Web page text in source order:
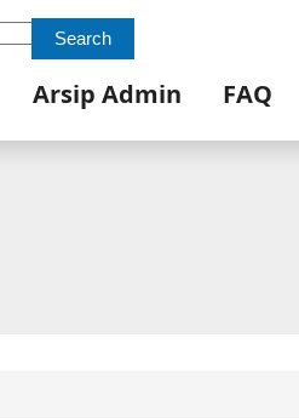
Search
Arsip Admin FAQ